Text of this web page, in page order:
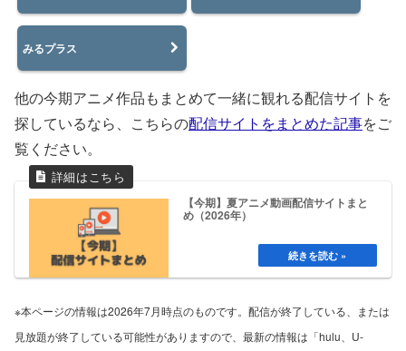
みるプラス
他の今期アニメ作品もまとめて一緒に観れる配信サイトを
探しているなら、こちらの配信サイトをまとめた記事をご
覧ください。
【今期】夏アニメ動画配信サイトまと
め（2026年）
※本ページの情報は2026年7月時点のものです。配信が終了している、または
見放題が終了している可能性がありますので、最新の情報は「hulu、U-